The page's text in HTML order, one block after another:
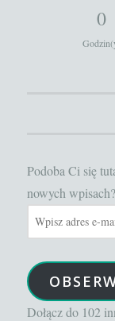
0
Podoba Ci się
nowych wpisach?
Wpisz
adres
mail
Dołącz do 102